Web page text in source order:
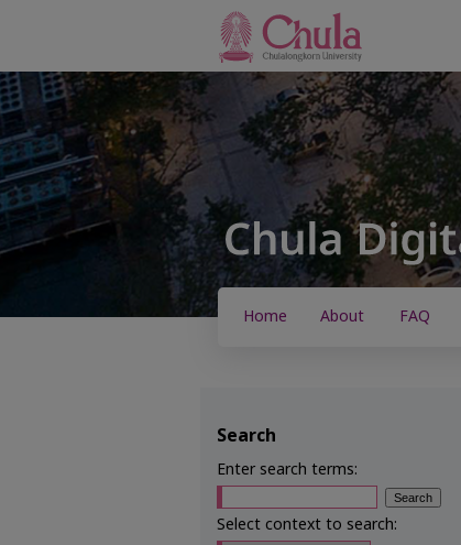
Home About FAQ
Search
Enter search terms:
Select context to search: